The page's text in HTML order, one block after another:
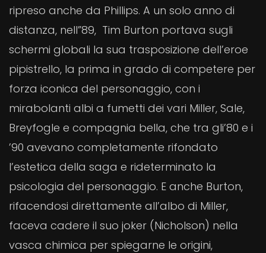
ripreso anche da Phillips. A un solo anno di
distanza, nell”89, Tim Burton portava sugli
schermi globali la sua trasposizione dell’eroe
pipistrello, la prima in grado di competere per
forza iconica del personaggio, con i
mirabolanti albi a fumetti dei vari Miller, Sale,
Breyfogle e compagnia bella, che tra gli’80 e i
’90 avevano completamente rifondato
l’estetica della saga e rideterminato la
psicologia del personaggio. E anche Burton,
rifacendosi direttamente all’albo di Miller,
faceva cadere il suo joker (Nicholson) nella
vasca chimica per spiegarne le origini,